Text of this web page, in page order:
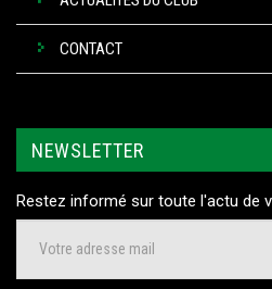
CONTACT
NEWSLETTER
Restez informé sur toute l'actu de